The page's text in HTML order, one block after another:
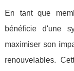
En tant que
bénéficie d'une
maximiser son
renouvelables.